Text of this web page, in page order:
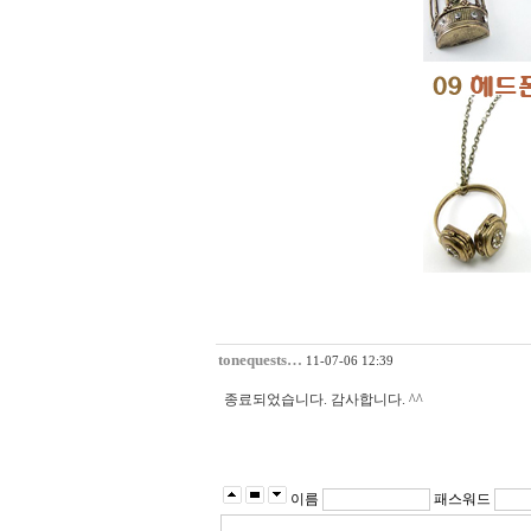
tonequests… 11-07-06 12:39
종료되었습니다. 감사합니다. ^^
이름 패스워드